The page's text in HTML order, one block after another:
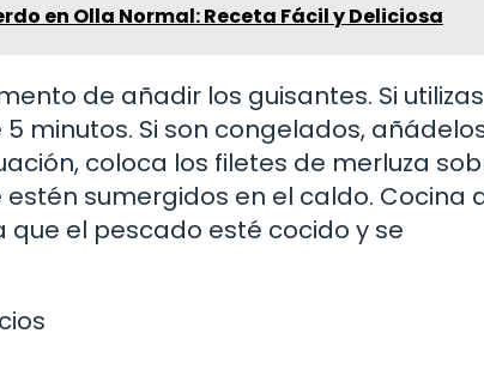
en Olla Normal: Receta Fácil y Deliciosa
de añadir los guisantes. Si utilizas
minutos. Si son congelados,
coloca los filetes de merluza
sumergidos en el caldo. Cocina
el pescado esté cocido y se